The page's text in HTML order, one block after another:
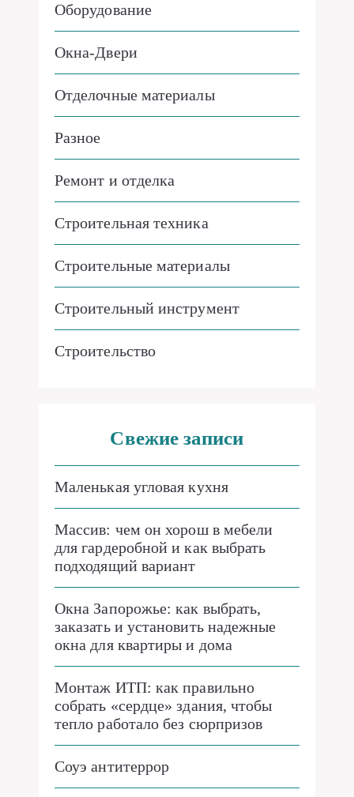
Оборудование
Окна-Двери
Отделочные материалы
Разное
Ремонт и отделка
Строительная техника
Строительные материалы
Строительный инструмент
Строительство
Свежие записи
Маленькая угловая кухня
Массив: чем он хорош в мебели
для гардеробной и как выбрать
подходящий вариант
Окна Запорожье: как выбрать,
заказать и установить надежные
окна для квартиры и дома
Монтаж ИТП: как правильно
собрать «сердце» здания, чтобы
тепло работало без сюрпризов
Соуэ антитеррор